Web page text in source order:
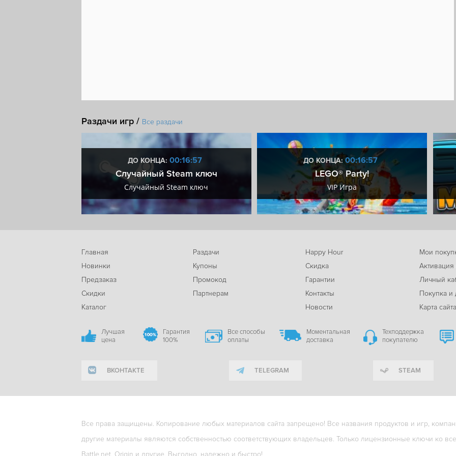
Раздачи игр / Все раздачи
ДО КОНЦА: 00:16:56
Случайный Steam ключ
Случайный Steam ключ
ДО КОНЦА:00:16:56
LEGO® Party!
VIP Игра
Главная
Новинки
Предзаказ
Скидки
Каталог
Раздачи
Купоны
Промокод
Партнерам
Happy Hour
Скидка
Гарантии
Контакты
Новости
Мои
Активация
Личный
Покупка и
Карта сайта
Лучшая
цена
Гарантия
100%
Все способы
оплаты
Моментальная
доставка
Техподдержка
покупателю
ВКОНТАКТЕ TELEGRAM STEAM
Все права защищены. Копирование любых материалов сайта запрещено! Все названия продуктов и игр,
другие материалы являются собственностью соответствующих владельцев. Только лицензионные ключи ко
Battle.net, Origin и другие. Выгодно, надежно и быстро!